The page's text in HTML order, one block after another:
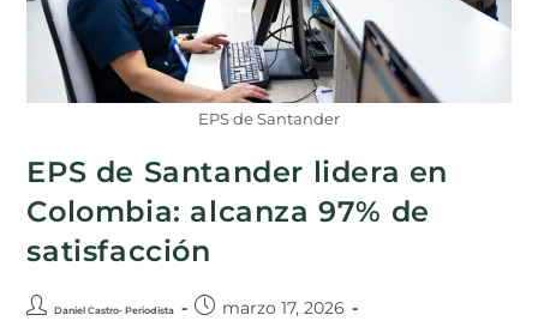
EPS de Santander
EPS de Santander lidera en
Colombia: alcanza 97% de
satisfacción
Daniel Castro- Periodista marzo 17, 2026